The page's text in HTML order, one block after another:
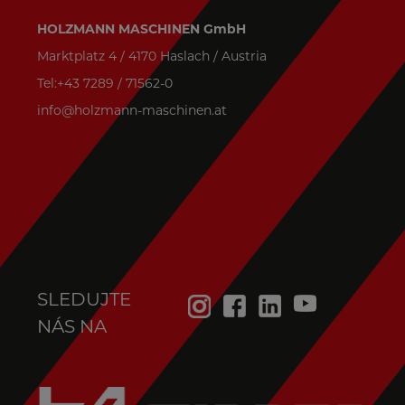
HOLZMANN MASCHINEN GmbH
Marktplatz 4 / 4170 Haslach / Austria
Tel:+43 7289 / 71562-0
info@holzmann-maschinen.at
SLEDUJTE
NÁS NA